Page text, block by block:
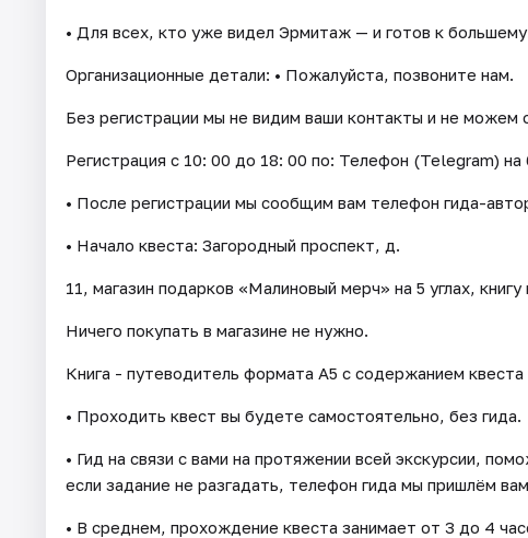
• Для всех, кто уже видел Эрмитаж — и готов к
Организационные детали: • Пожалуйста, позвоните нам.
Без регистрации мы не видим ваши контакты и не можем
Регистрация с 10: 00 до 18: 00 по: Телефон (Telegram) на
• После регистрации мы сообщим вам телефон гида-
• Начало квеста: Загородный проспект, д.
11, магазин подарков «Малиновый мерч» на 5 углах,
Ничего покупать в магазине не нужно.
Книга - путеводитель формата А5 с содержанием
• Проходить квест вы будете самостоятельно, без гида.
• Гид на связи с вами на протяжении всей экскурсии,
если задание не разгадать, телефон гида мы пришлём
• В среднем, прохождение квеста занимает от 3 до 4